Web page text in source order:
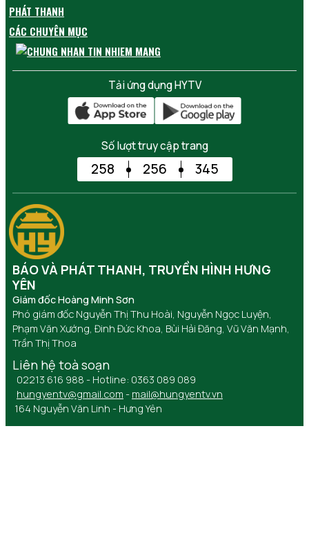
PHÁT THANH
CÁC CHUYÊN MỤC
Tải ứng dụng HYTV
Số lượt truy cập trang
258 256 345
BÁO VÀ PHÁT THANH, TRUYỀN HÌNH HƯNG
YÊN
Giám đốc Hoàng Minh Sơn
Phó giám đốc Nguyễn Thị Thu Hoài, Nguyễn Ngọc Luyện,
Phạm Văn Xướng, Đinh Đức Khoa, Bùi Hải Đăng, Vũ Văn Mạnh,
Trần Thị Thoa
Liên hệ toà soạn
02213 616 988 - Hotline: 0363 089 089
hungyentv@gmail.com - mail@hungyentv.vn
164 Nguyễn Văn Linh - Hưng Yên